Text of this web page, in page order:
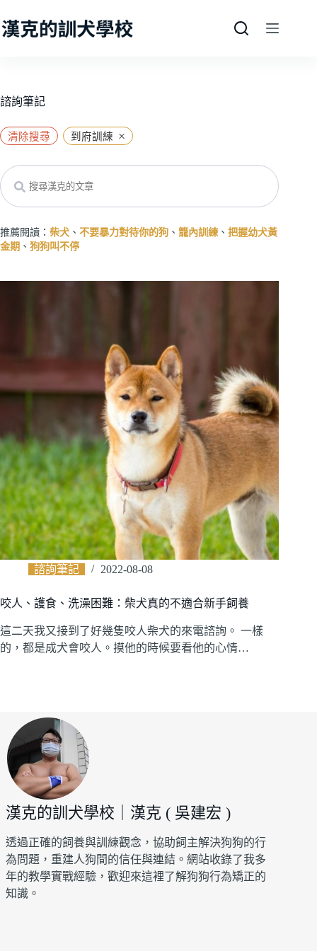
至
容
諮詢筆記
清除搜尋 到府訓練 ×
Search
推薦閱讀： 柴犬 、 不要暴力對待你的狗 、 籠內訓練 、 把握幼犬黃
金期 、 狗狗叫不停
諮詢筆記 2022-08-08
咬人、護食、洗澡困難：柴犬真的不適合新手飼養
這二天我又接到了好幾隻咬人柴犬的來電諮詢。 一樣
的，都是成犬會咬人。摸他的時候要看他的心情…
漢克的訓犬學校｜漢克 ( 吳建宏 )
透過正確的飼養與訓練觀念，協助飼主解決狗狗的行
為問題，重建人狗間的信任與連結。網站收錄了我多
年的教學實戰經驗，歡迎來這裡了解狗狗行為矯正的
知識。